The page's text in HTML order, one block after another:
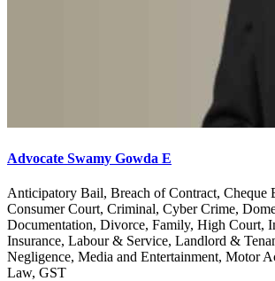
Advocate Swamy Gowda E
Anticipatory Bail, Breach of Contract, Cheque
Consumer Court, Criminal, Cyber Crime,
Documentation, Divorce, Family, High Court,
Insurance, Labour & Service, Landlord &
Negligence, Media and Entertainment, Motor
Law, GST